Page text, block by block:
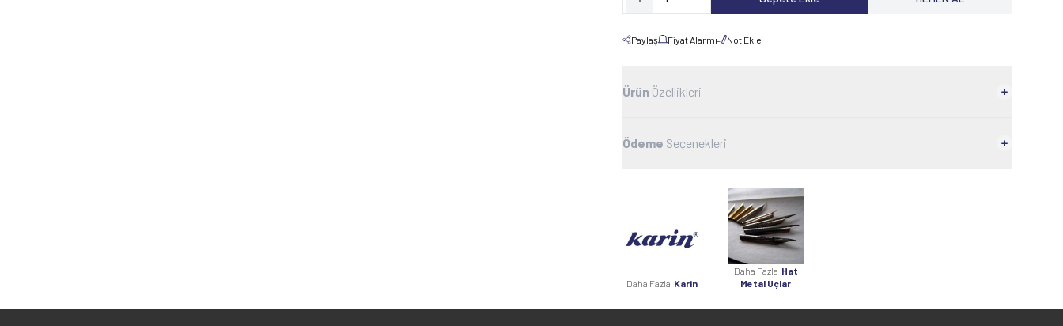
Paylaş Fiyat Alarmı Not Ekle
Ürün Özellikleri
Ödeme Seçenekleri
Daha Fazla Karin
Daha Fazla Hat
Metal Uçlar